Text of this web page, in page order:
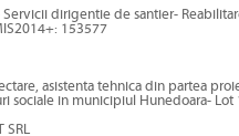
dirigentie de santier-
153577
asistenta tehnica din partea
sociale in municipiul Hunedoara- Lot
SRL